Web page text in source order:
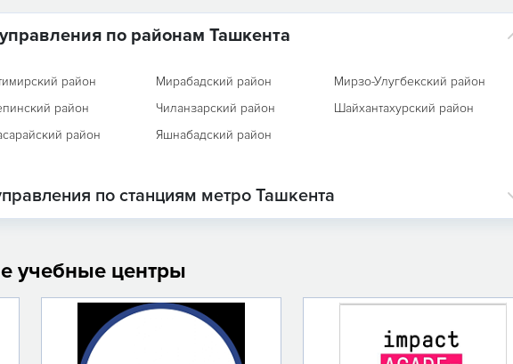
по районам Ташкента
район Мирабадский район
Мирзо-Улугбекский район
район Чиланзарский район
Шайхантахурский район
район Яшнабадский район
по станциям метро Ташкента
учебные центры